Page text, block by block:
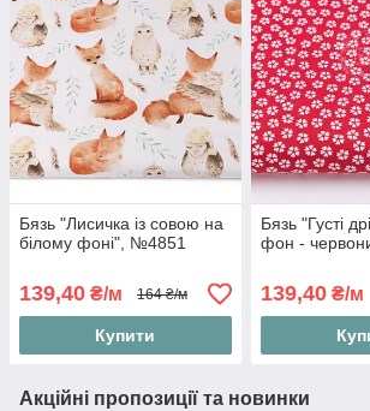
Бязь "Лисичка із совою на
білому фоні", №4851
139,40 ₴/м 164 ₴/м
Купити
Бязь "Густі
фон -
139,40₴/м
Акційні пропозиції та новинки